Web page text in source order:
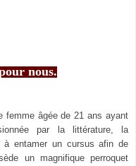
nous.
femme âgée de 21 ans ayant
par la littérature, la
à entamer un cursus afin de
un magnifique perroquet